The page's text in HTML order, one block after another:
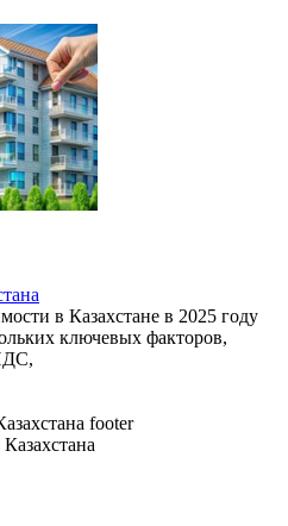
в Казахстане в 2025 году
ключевых факторов,